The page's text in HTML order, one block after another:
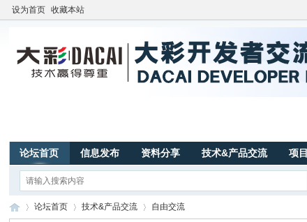
设为首页 收藏本站
论坛首页 信息发布 资料分享 技术&产品交流 项
论坛首页 技术&产品交流 自由交流